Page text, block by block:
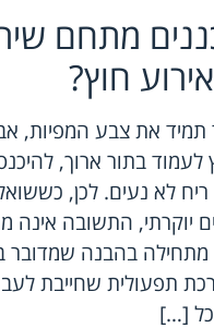
מתחם
חוץ?
תמיד את צבע המפיות,
לעמוד בתור ארוך,
לא נעים. לכן,
יוקרתי, התשובה אינה
מתחילה בהבנה שמדובר
תפעולית שחייבת
כל […]